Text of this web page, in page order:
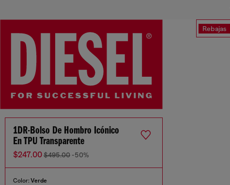
Rebajas
1DR-Bolso De Hombro Icónico
En TPU Transparente
$247.00$495.00 -50%
Color: Verde